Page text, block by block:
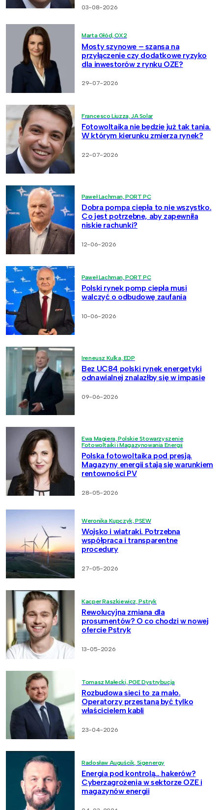
03-08-2026
Marta Głód, OX2
Mosty szynowe – szansa na
przyłączenie czy dodatkowe ryzyko
dla inwestorów z rynku OZE?
29-07-2026
Francesco Liuzza, JA Solar
Fotowoltaika nie będzie już tak tania.
W którym kierunku zmierza rynek?
22-07-2026
Paweł Lachman, PORT PC
Dobra pompa ciepła to nie wszystko.
Co jest potrzebne, aby zapewniła
niskie rachunki?
12-06-2026
Paweł Lachman, PORT PC
Polski rynek pomp ciepła musi
walczyć o odbudowę zaufania
10-06-2026
Ireneusz Kulka, EDP
Bez UC84 polski rynek energetyki
odnawialnej znalazłby się w impasie
09-06-2026
Ewa Magiera, Polskie Stowarzyszenie
Fotowoltaiki i Magazynowania Energii
Polska fotowoltaika pod presją.
Magazyny energii stają się warunkiem
rentowności PV
28-05-2026
Weronika Kupczyk, PSEW
Wojsko i wiatraki. Potrzebna
współpraca i transparentne
procedury
27-05-2026
Kacper Raszkiewicz, Pstryk
Rewolucyjna zmiana dla
prosumentów? O co chodzi w nowej
ofercie Pstryk
13-05-2026
Tomasz Małecki, PGE Dystrybucja
Rozbudowa sieci to za mało.
Operatorzy przestaną być tylko
właścicielem kabli
23-04-2026
Radosław Auguścik, Sigenergy
Energia pod kontrolą… hakerów?
Cyberzagrożenia w sektorze OZE i
magazynów energii